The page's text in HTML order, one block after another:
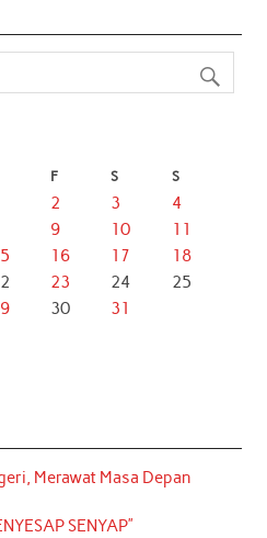
F S S
2 3
4
9 10
11
16 17
18
23 24
25
30
31
Merawat Masa Depan
SENYAP”